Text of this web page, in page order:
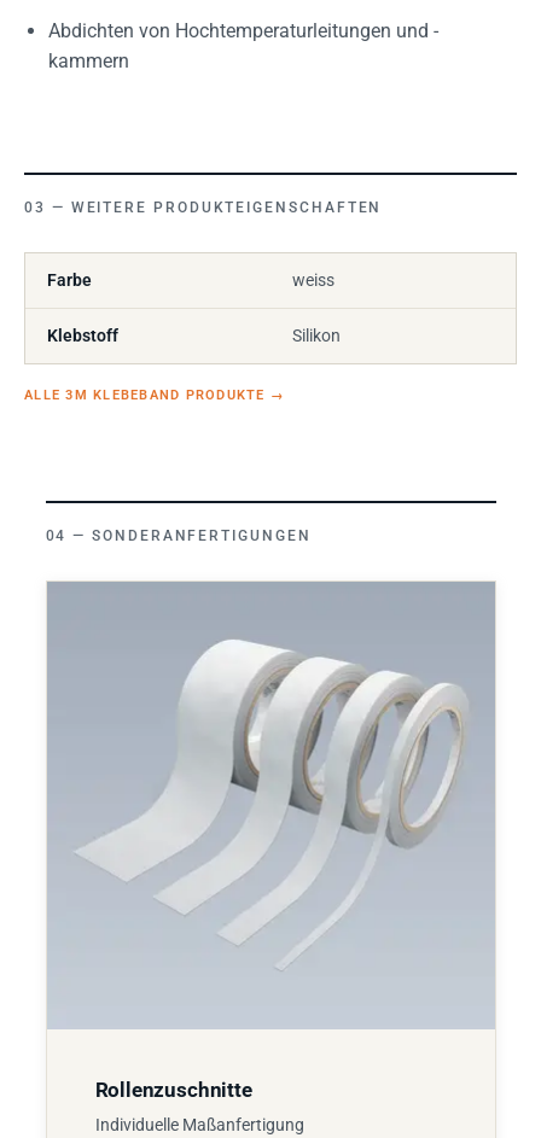
Abdichten von Hochtemperaturleitungen und -
kammern
WEITERE PRODUKTEIGENSCHAFTEN
Farbe weiss
Klebstoff Silikon
ALLE 3M KLEBEBAND PRODUKTE →
SONDERANFERTIGUNGEN
Rollenzuschnitte
Individuelle Maßanfertigung